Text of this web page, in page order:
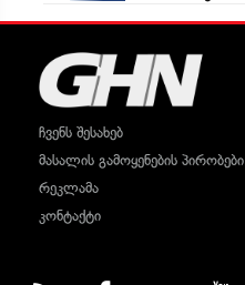
ჩვენს შესახებ
მასალის გამოყენების პირობები
რეკლამა
კონტაქტი